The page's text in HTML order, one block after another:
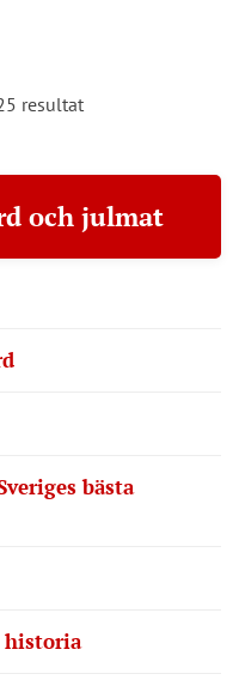
resultat
och julmat
bästa
historia